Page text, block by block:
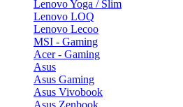
Lenovo Yoga / Slim
Lenovo LOQ
Lenovo Lecoo
MSI - Gaming
Acer - Gaming
Asus
Asus Gaming
Asus Vivobook
Asus Zenbook